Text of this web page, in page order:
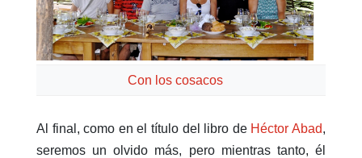
Con los cosacos
Al final, como en el título del libro de Héctor Abad,
seremos un olvido más, pero mientras tanto, él